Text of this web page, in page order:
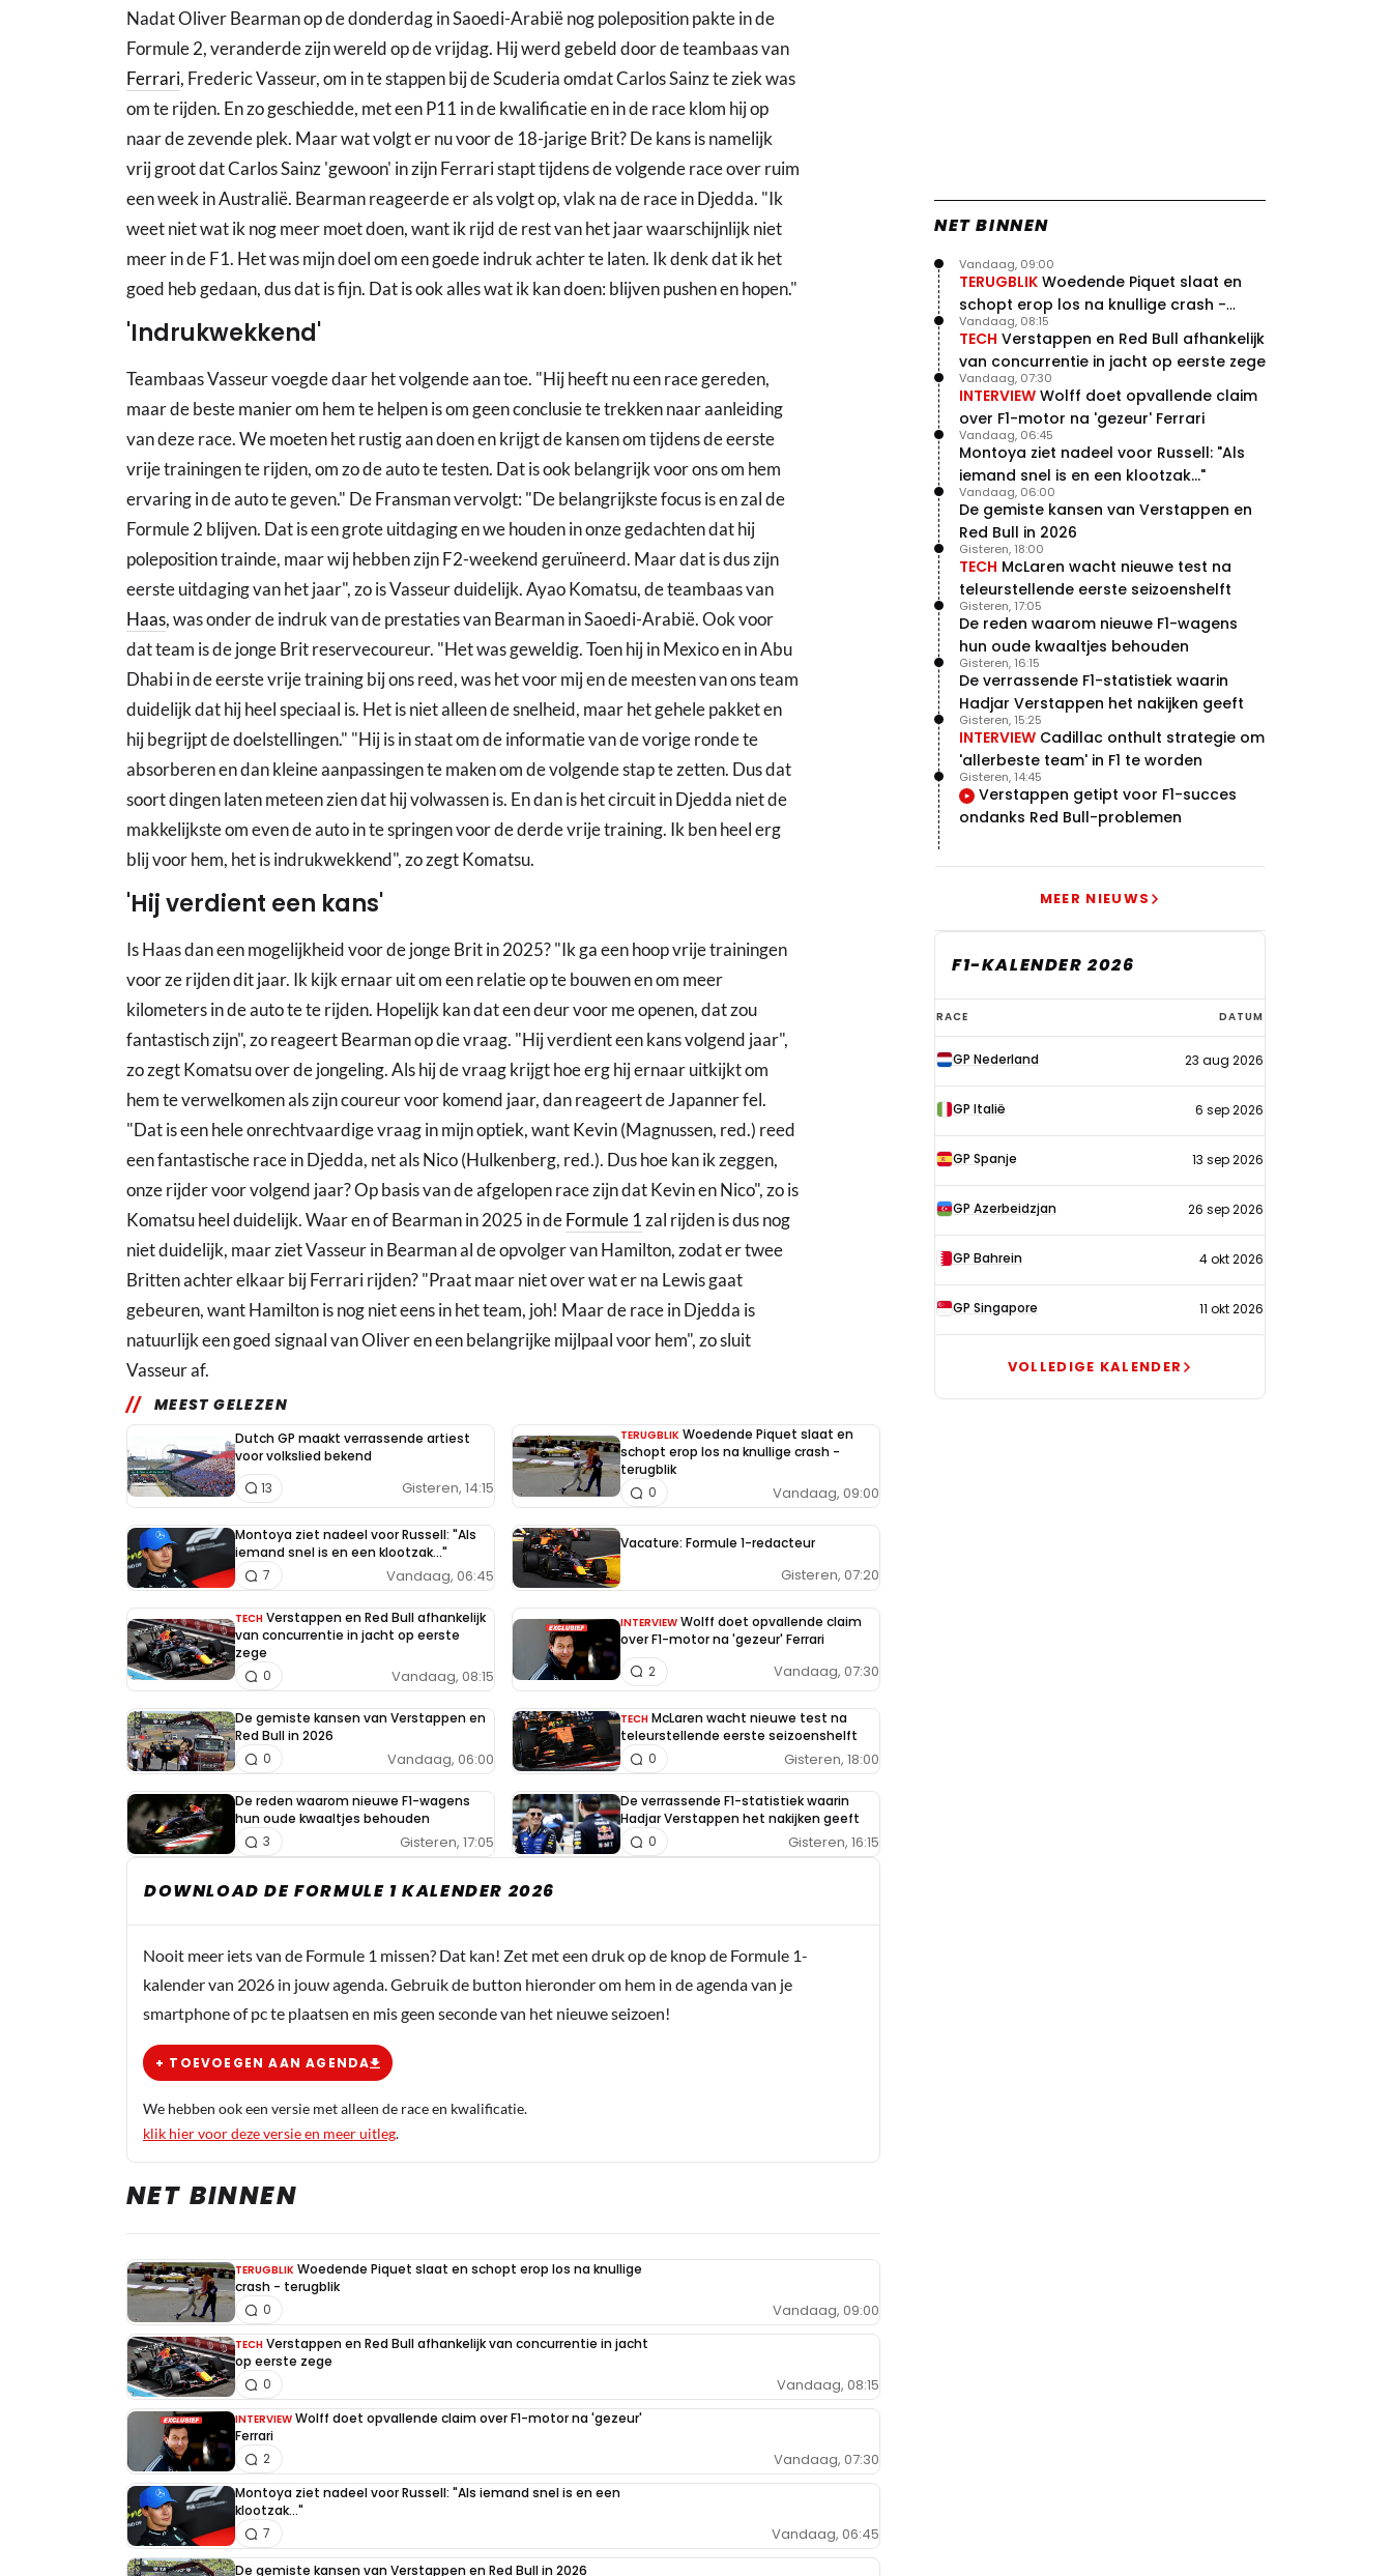
Nadat Oliver Bearman op de donderdag in Saoedi-Arabië nog poleposition pakte in de
Formule 2, veranderde zijn wereld op de vrijdag. Hij werd gebeld door de teambaas van
Ferrari, Frederic Vasseur, om in te stappen bij de Scuderia omdat Carlos Sainz te ziek was
om te rijden. En zo geschiedde, met een P11 in de kwalificatie en in de race klom hij op
naar de zevende plek. Maar wat volgt er nu voor de 18-jarige Brit? De kans is namelijk
vrij groot dat Carlos Sainz 'gewoon' in zijn Ferrari stapt tijdens de volgende race over ruim
een week in Australië. Bearman reageerde er als volgt op, vlak na de race in Djedda. "Ik
weet niet wat ik nog meer moet doen, want ik rijd de rest van het jaar waarschijnlijk niet
meer in de F1. Het was mijn doel om een goede indruk achter te laten. Ik denk dat ik het
goed heb gedaan, dus dat is fijn. Dat is ook alles wat ik kan doen: blijven pushen en hopen."
'Indrukwekkend'
Teambaas Vasseur voegde daar het volgende aan toe. "Hij heeft nu een race gereden,
maar de beste manier om hem te helpen is om geen conclusie te trekken naar aanleiding
van deze race. We moeten het rustig aan doen en krijgt de kansen om tijdens de eerste
vrije trainingen te rijden, om zo de auto te testen. Dat is ook belangrijk voor ons om hem
ervaring in de auto te geven." De Fransman vervolgt: "De belangrijkste focus is en zal de
Formule 2 blijven. Dat is een grote uitdaging en we houden in onze gedachten dat hij
poleposition trainde, maar wij hebben zijn F2-weekend geruïneerd. Maar dat is dus zijn
eerste uitdaging van het jaar", zo is Vasseur duidelijk. Ayao Komatsu, de teambaas van
Haas, was onder de indruk van de prestaties van Bearman in Saoedi-Arabië. Ook voor
dat team is de jonge Brit reservecoureur. "Het was geweldig. Toen hij in Mexico en in Abu
Dhabi in de eerste vrije training bij ons reed, was het voor mij en de meesten van ons team
duidelijk dat hij heel speciaal is. Het is niet alleen de snelheid, maar het gehele pakket en
hij begrijpt de doelstellingen." "Hij is in staat om de informatie van de vorige ronde te
absorberen en dan kleine aanpassingen te maken om de volgende stap te zetten. Dus dat
soort dingen laten meteen zien dat hij volwassen is. En dan is het circuit in Djedda niet de
makkelijkste om even de auto in te springen voor de derde vrije training. Ik ben heel erg
blij voor hem, het is indrukwekkend", zo zegt Komatsu.
'Hij verdient een kans'
Is Haas dan een mogelijkheid voor de jonge Brit in 2025? "Ik ga een hoop vrije trainingen
voor ze rijden dit jaar. Ik kijk ernaar uit om een relatie op te bouwen en om meer
kilometers in de auto te te rijden. Hopelijk kan dat een deur voor me openen, dat zou
fantastisch zijn", zo reageert Bearman op die vraag. "Hij verdient een kans volgend jaar",
zo zegt Komatsu over de jongeling. Als hij de vraag krijgt hoe erg hij ernaar uitkijkt om
hem te verwelkomen als zijn coureur voor komend jaar, dan reageert de Japanner fel.
"Dat is een hele onrechtvaardige vraag in mijn optiek, want Kevin (Magnussen, red.) reed
een fantastische race in Djedda, net als Nico (Hulkenberg, red.). Dus hoe kan ik zeggen,
onze rijder voor volgend jaar? Op basis van de afgelopen race zijn dat Kevin en Nico", zo is
Komatsu heel duidelijk. Waar en of Bearman in 2025 in deFormule 1zal rijden is dus nog
niet duidelijk, maar ziet Vasseur in Bearman al de opvolger van Hamilton, zodat er twee
Britten achter elkaar bij Ferrari rijden? "Praat maar niet over wat er na Lewis gaat
gebeuren, want Hamilton is nog niet eens in het team, joh! Maar de race in Djedda is
natuurlijk een goed signaal van Oliver en een belangrijke mijlpaal voor hem", zo sluit
Vasseur af.
MEEST GELEZEN
Dutch GP maakt verrassende artiest
voor volkslied bekend
Gisteren, 14:15
13
TERUGBLIK Woedende Piquet slaat en
schopt erop los na knullige crash -
terugblik
Vandaag, 09:00
0
Montoya ziet nadeel voor Russell: "Als
iemand snel is en een klootzak..."
Vandaag, 06:45
7
Vacature: Formule 1-redacteur
Gisteren, 07:20
TECH Verstappen en Red Bull afhankelijk
van concurrentie in jacht op eerste
zege
Vandaag, 08:15
0
INTERVIEW Wolff doet opvallende claim
over F1-motor na 'gezeur' Ferrari
Vandaag, 07:30
2
De gemiste kansen van Verstappen en
Red Bull in 2026
Vandaag, 06:00
0
TECH McLaren wacht nieuwe test na
teleurstellende eerste seizoenshelft
Gisteren, 18:00
0
De reden waarom nieuwe F1-wagens
hun oude kwaaltjes behouden
Gisteren, 17:05
3
De verrassende F1-statistiek waarin
Hadjar Verstappen het nakijken geeft
Gisteren, 16:15
0
DOWNLOAD DE FORMULE 1 KALENDER 2026
Nooit meer iets van de Formule 1 missen? Dat kan! Zet met een druk op de knop de Formule 1-
kalender van 2026 in jouw agenda. Gebruik de button hieronder om hem in de agenda van je
smartphone of pc te plaatsen en mis geen seconde van het nieuwe seizoen!
+ TOEVOEGEN AAN AGENDA
We hebben ook een versie met alleen de race en kwalificatie.
klik hier voor deze versie en meer uitleg.
NET BINNEN
TERUGBLIK Woedende Piquet slaat en schopt erop los na knullige
crash - terugblik
Vandaag, 09:00
0
TECH Verstappen en Red Bull afhankelijk van concurrentie in jacht
op eerste zege
Vandaag, 08:15
0
INTERVIEW Wolff doet opvallende claim over F1-motor na 'gezeur'
Ferrari
Vandaag, 07:30
2
Montoya ziet nadeel voor Russell: "Als iemand snel is en een
klootzak..."
Vandaag, 06:45
7
De gemiste kansen van Verstappen en Red Bull in 2026
NET BINNEN
TERUGBLIK Woedende Piquet slaat en
schopt erop los na knullige crash -
terugblik
Vandaag, 09:00
TECH Verstappen en Red Bull afhankelijk
van concurrentie in jacht op eerste zege
Vandaag, 08:15
INTERVIEW Wolff doet opvallende claim
over F1-motor na 'gezeur' Ferrari
Vandaag, 07:30
Montoya ziet nadeel voor Russell: "Als
iemand snel is en een klootzak..."
Vandaag, 06:45
De gemiste kansen van Verstappen en
Red Bull in 2026
Vandaag, 06:00
TECH McLaren wacht nieuwe test na
teleurstellende eerste seizoenshelft
Gisteren, 18:00
De reden waarom nieuwe F1-wagens
hun oude kwaaltjes behouden
Gisteren, 17:05
De verrassende F1-statistiek waarin
Hadjar Verstappen het nakijken geeft
Gisteren, 16:15
INTERVIEW Cadillac onthult strategie om
'allerbeste team' in F1 te worden
Gisteren, 15:25
Verstappen getipt voor F1-succes
ondanks Red Bull-problemen
Gisteren, 14:45
MEER NIEUWS
F1-KALENDER 2026
F1-
kalender
2026
RACE DATUM
GP Nederland 23 aug 2026
GP Italië 6 sep 2026
GP Spanje 13 sep 2026
GP Azerbeidzjan 26 sep 2026
GP Bahrein 4 okt 2026
GP Singapore 11 okt 2026
VOLLEDIGE KALENDER